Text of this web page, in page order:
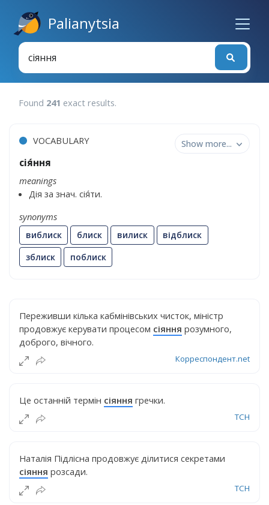
Palianytsia
Found 241 exact results.
VOCABULARY Show more...
сія́ння
meanings
Дія за знач. сія́ти.
synonyms
виблиск блиск вилиск
відблиск
зблиск
поблиск
Переживши кілька кабмінівських чисток, міністр
продовжує керувати процесом сіяння розумного,
доброго, вічного.
Корреспондент.net
Це останній термін сіяння гречки.
ТСН
Наталія Підлісна продовжує ділитися секретами
сіяння розсади.
ТСН